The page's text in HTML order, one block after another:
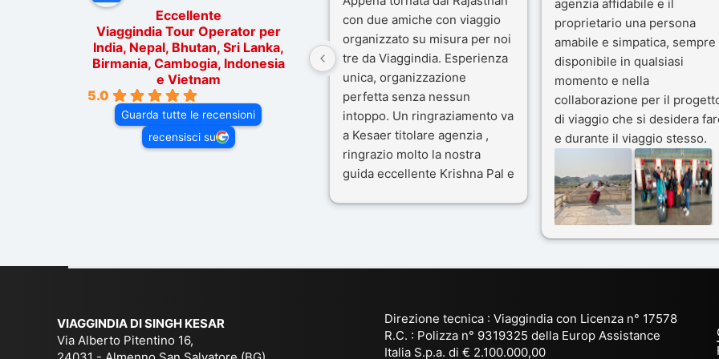
Eccellente
Viaggindia Tour Operator per
India, Nepal, Bhutan, Sri Lanka,
Birmania, Cambogia, Indonesia
e Vietnam
5.0
Guarda tutte le recensioni
recensisci su
con due amiche con viaggio
organizzato su misura per noi
tre da Viaggindia. Esperienza
unica, organizzazione
perfetta senza nessun
intoppo. Un ringraziamento va
a Kesaer titolare agenzia ,
ringrazio molto la nostra
guida eccellente Krishna Pal e
consiglio questa agenzia
agenzia affidabile e il
proprietario una persona
amabile e simpatica, sempre
disponibile in qualsiasi
momento e nella
collaborazione per il
di viaggio che si desidera
e durante il viaggio stesso.
Siamo stati 3 settimane in
India a novembre 2025, 5
amici e il viaggio alla scoperta
del Rajasthan e Varanasi è
ai servizi dell' Agenzia con
per la scelta degli Hotel.
Kesar il proprietario dell'
VIAGGINDIA DI SINGH KESAR
Via Alberto Pitentino 16,
Direzione tecnica : Viaggindia con Licenza n° 17578
R.C. : Polizza n° 9319325 della Europ Assistance
Italia S.p.a. di € 2.100.000,00